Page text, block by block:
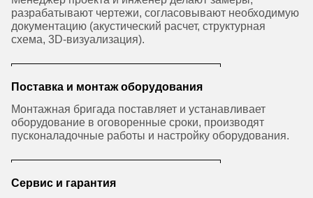
разрабатывают чертежи, согласовывают необходимую
документацию (акустический расчет, структурная
схема, 3D-визуализация).
Поставка и монтаж оборудования
Монтажная бригада поставляет и устанавливает
оборудование в оговоренные сроки, производят
пусконаладочные работы и настройку оборудования.
Сервис и гарантия